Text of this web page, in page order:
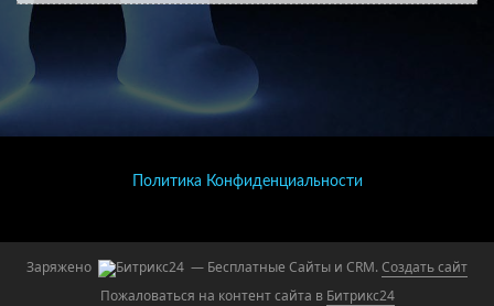
Политика Конфиденциальности
Заряжено — Бесплатные Сайты и CRM.Создать сайт
Пожаловаться на контент cайта в Битрикс24